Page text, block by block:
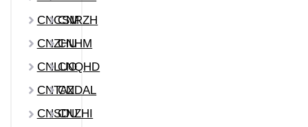
CNCSM
CNRZH
CNZHU
CNHM
CNLUOCNQHD
CNTAZCNDAL
CNSDU
CNZHI